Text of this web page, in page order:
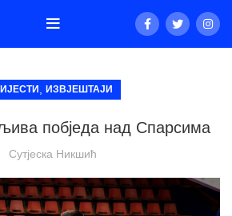
ИЗВЈЕШТАЈИ
побједа над Спарсима
Сутјеска Никшић